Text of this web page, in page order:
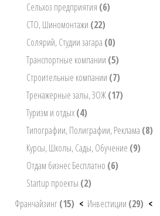
Сельхоз предприятия (6)
СТО, Шиномонтажи (22)
Солярий, Студии загара (0)
Транспортные компании (5)
Строительные компании (7)
Тренажерные залы, ЗОЖ(17)
Туризм и отдых(4)
Типографии, Полиграфии, Реклама (8)
Курсы, Школы, Сады, Обучение (9)
Отдам бизнес Бесплатно (6)
Startup проекты (2)
Франчайзинг(15) < Инвестиции (29) <